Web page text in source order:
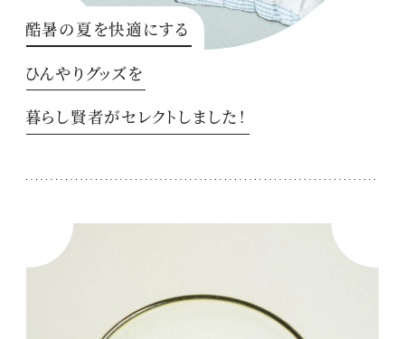
酷暑の夏を快適にする
ひんやりグッズを
暮らし賢者がセレクトしました！